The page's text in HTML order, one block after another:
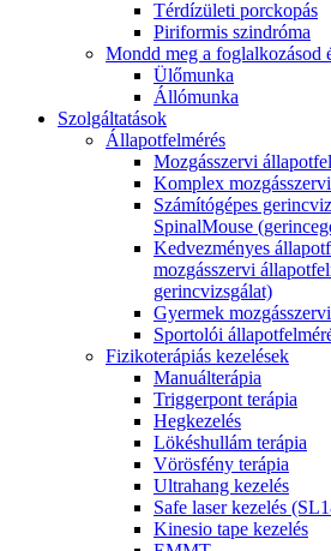
Térdízületi porckopás
Piriformis szindróma
Mondd meg a foglalkozásod
Ülőmunka
Állómunka
Szolgáltatások
Állapotfelmérés
Mozgásszervi
Komplex
Számítógépes
SpinalMouse
Kedvezményes
mozgásszervi
gerincvizsgálat)
Gyermek
Sportolói
Fizikoterápiás kezelések
Manuálterápia
Triggerpont terápia
Hegkezelés
Lökéshullám terápia
Vörösfény terápia
Ultrahang kezelés
Safe laser kezelés
Kinesio tape kezelés